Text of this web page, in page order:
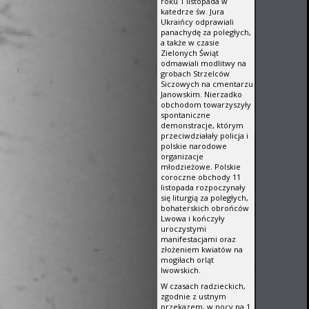
katedrze św. Jura
Ukraińcy odprawiali
panachydę za poległych,
a także w czasie
Zielonych Świąt
odmawiali modlitwy na
grobach Strzelców
Siczowych na cmentarzu
Janowskim. Nierzadko
obchodom towarzyszyły
spontaniczne
demonstracje, którym
przeciwdziałały policja i
polskie narodowe
organizacje
młodzieżowe. Polskie
coroczne obchody 11
listopada rozpoczynały
się liturgią za poległych,
bohaterskich obrońców
Lwowa i kończyły
uroczystymi
manifestacjami oraz
złożeniem kwiatów na
mogiłach orląt
lwowskich.
W czasach radzieckich,
zgodnie z ustnym
przekazem, w nocy na 1